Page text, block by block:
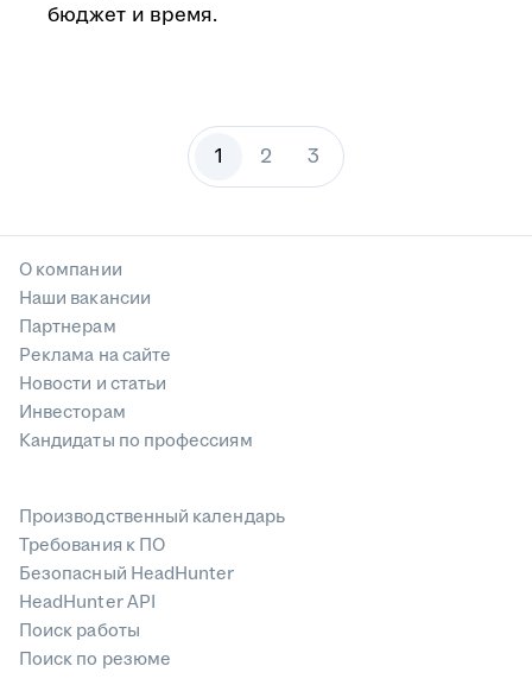
бюджет и время.
1 2 3
О компании
Наши вакансии
Партнерам
Реклама на сайте
Новости и статьи
Инвесторам
Кандидаты по профессиям
Производственный календарь
Требования к ПО
Безопасный HeadHunter
HeadHunter API
Поиск работы
Поиск по резюме